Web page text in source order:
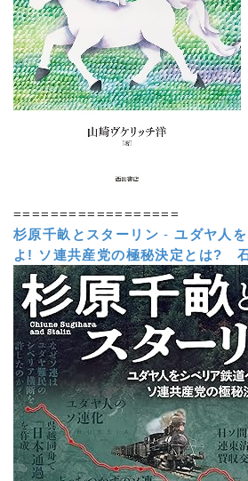
==================
杉原千畝とスターリン -ユダヤ人
よ! ソ連共産党の極秘決定とは?